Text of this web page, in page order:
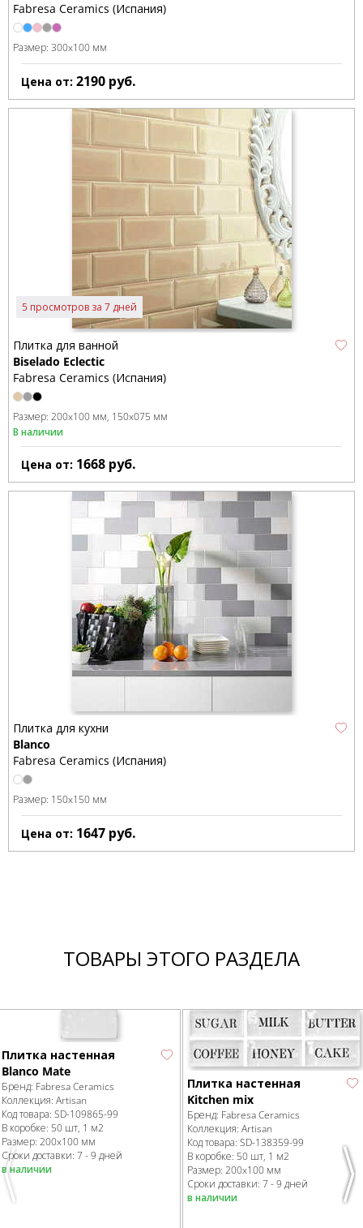
Fabresa Ceramics (Испания)
Размер: 300x100 мм
Цена от: 2190 руб.
5 просмотров за 7 дней
Плитка для ванной
Biselado Eclectic
Fabresa Ceramics (Испания)
Размер: 200x100 мм 150x075 мм
В наличии
Цена от: 1668 руб.
Плитка для кухни
Blanco
Fabresa Ceramics (Испания)
Размер: 150x150 мм
Цена от: 1647 руб.
ТОВАРЫ ЭТОГО РАЗДЕЛА
Previous
Плитка настенная
Blanco Mate
Бренд: Fabresa Ceramics
Коллекция: Artisan
Код товара: SD-109865-99
В коробке: 50 шт, 1 м2
Размер: 200x100 мм
Сроки доставки: 7 - 9 дней
в наличии
Плитка настенная
Kitchen mix
Бренд: Fabresa Ceramics
Коллекция: Artisan
Код товара: SD-138359-99
В коробке: 50 шт, 1 м2
Размер: 200x100 мм
Сроки доставки: 7 - 9 дней
в наличии